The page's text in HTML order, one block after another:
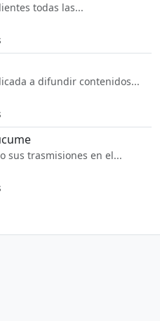
todas las...
a difundir contenidos...
sus trasmisiones en el...